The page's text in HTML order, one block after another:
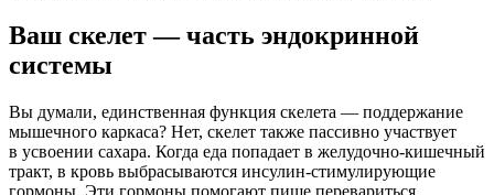
Ваш скелет — часть эндокринной
системы
Вы думали, единственная функция скелета — поддержание
мышечного каркаса? Нет, скелет также пассивно участвует
в усвоении сахара. Когда еда попадает в желудочно-кишечный
тракт, в кровь выбрасываются инсулин-стимулирующие